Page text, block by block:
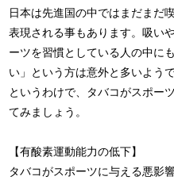
日本は先進国の中ではまだまだ
表現される事もあります。吸い
ーツを習慣としている人の中に
い」という方は意外と多いようで
というわけで、タバコがスポー
てみましょう。
【有酸素運動能力の低下】
タバコがスポーツに与える悪影